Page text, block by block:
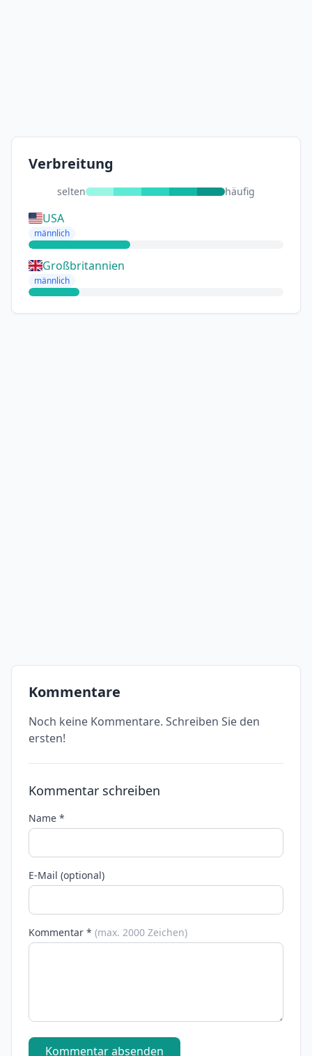
Verbreitung
selten häufig
USA
männlich
Großbritannien
männlich
Kommentare
Noch keine Kommentare. Schreiben Sie den
ersten!
Kommentar schreiben
Name *
E-Mail (optional)
Kommentar * (max. 2000 Zeichen)
Kommentar absenden